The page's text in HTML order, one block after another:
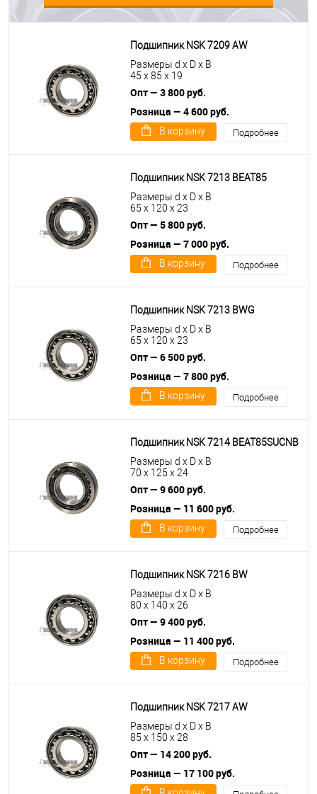
Подшипник NSK 7209 AW
Размеры d x D x B
45 x 85 x 19
Опт — 3 800 руб.
Розница — 4 600 руб.
В корзину Подробнее
Подшипник NSK 7213 BEAT85
Размеры d x D x B
65 x 120 x 23
Опт — 5 800 руб.
Розница — 7 000 руб.
В корзину Подробнее
Подшипник NSK 7213 BWG
Размеры d x D x B
65 x 120 x 23
Опт — 6 500 руб.
Розница — 7 800 руб.
В корзину Подробнее
Подшипник NSK 7214 BEAT85SUCNB
Размеры d x D x B
70 x 125 x 24
Опт — 9 600 руб.
Розница — 11 600 руб.
В корзину Подробнее
Подшипник NSK 7216 BW
Размеры d x D x B
80 x 140 x 26
Опт — 9 400 руб.
Розница — 11 400 руб.
В корзину Подробнее
Подшипник NSK 7217 AW
Размеры d x D x B
85 x 150 x 28
Опт — 14 200 руб.
Розница — 17 100 руб.